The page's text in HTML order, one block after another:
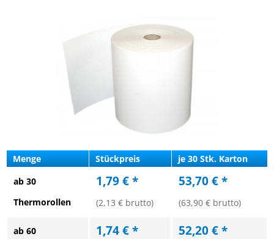
Menge Stückpreis
je 30 Stk. Karton
ab 30
Thermorollen
1,79 € *
(2,13 € brutto)
53,70 € *
(63,90 € brutto)
ab 60
1,74 € * 52,20 € *